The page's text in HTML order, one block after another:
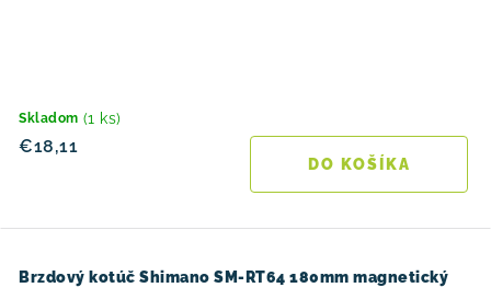
Skladom (1 ks)
€18,11
DO KOŠÍKA
Brzdový kotúč Shimano SM-RT64 180mm magnetický